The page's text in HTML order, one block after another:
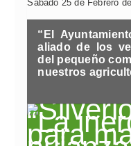
Sábado 25 de Febrero
“El
aliado de los
del pequeño
nuestros